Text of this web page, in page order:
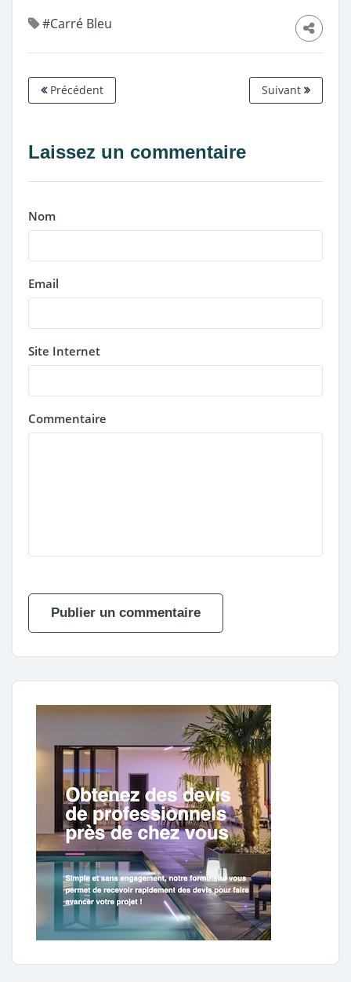
#Carré Bleu
Précédent Suivant
Laissez un commentaire
Nom
Email
Site Internet
Commentaire